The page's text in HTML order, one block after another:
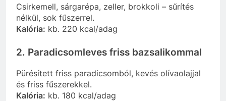
Csirkemell, sárgarépa, zeller, brokkoli – sűrítés
nélkül, sok fűszerrel.
Kalória: kb. 220 kcal/adag
2. Paradicsomleves friss bazsalikommal
Pürésített friss paradicsomból, kevés olívaolajjal
és friss fűszerekkel.
Kalória: kb. 180 kcal/adag